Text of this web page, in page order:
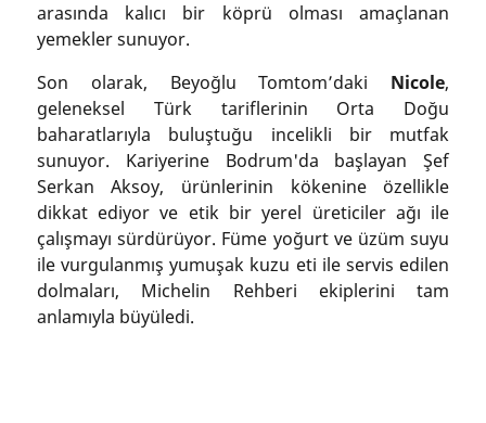
arasında kalıcı bir köprü olması amaçlanan
yemekler sunuyor.
Son olarak, Beyoğlu Tomtom’daki Nicole,
geleneksel Türk tariflerinin Orta Doğu
baharatlarıyla buluştuğu incelikli bir mutfak
sunuyor. Kariyerine Bodrum'da başlayan Şef
Serkan Aksoy, ürünlerinin kökenine özellikle
dikkat ediyor ve etik bir yerel üreticiler ağı ile
çalışmayı sürdürüyor. Füme yoğurt ve üzüm suyu
ile vurgulanmış yumuşak kuzu eti ile servis edilen
dolmaları, Michelin Rehberi ekiplerini tam
anlamıyla büyüledi.